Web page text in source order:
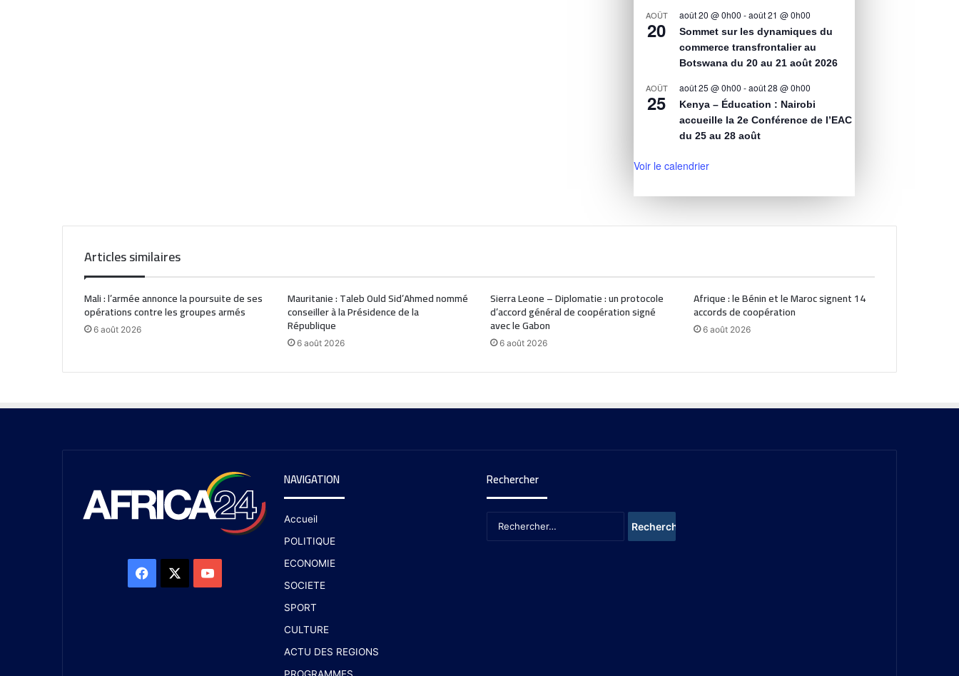
AOÛT
20
août 20 @ 0h00 -août 21 @ 0h00
Sommet sur les dynamiques du
commerce transfrontalier au
Botswana du 20 au 21 août 2026
AOÛT
25
août 25 @ 0h00 -août 28 @ 0h00
Kenya – Éducation : Nairobi
accueille la 2e Conférence de l’EAC
du 25 au 28 août
Voir le calendrier
Articles similaires
Mali : l’armée annonce la poursuite de ses
opérations contre les groupes armés
6 août 2026
Mauritanie : Taleb Ould Sid’Ahmed nommé
conseiller à la Présidence de la
République
6 août 2026
Sierra Leone – Diplomatie : un protocole
d’accord général de coopération signé
avec le Gabon
6 août 2026
Afrique : le Bénin et le Maroc signent 14
accords de coopération
6 août 2026
NAVIGATION
Accueil
POLITIQUE
ECONOMIE
SOCIETE
SPORT
CULTURE
ACTU DES REGIONS
Rechercher